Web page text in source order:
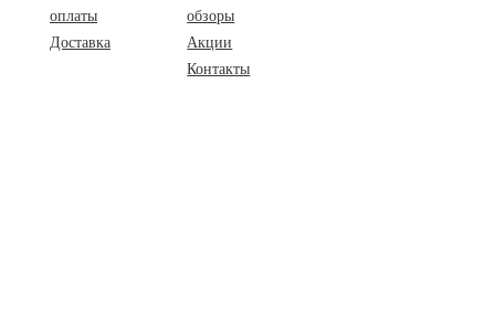
оплаты
Доставка
обзоры
Акции
Контакты